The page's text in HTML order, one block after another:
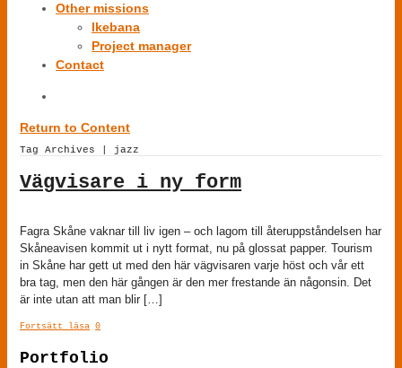
Other missions
Ikebana
Project manager
Contact
Return to Content
Tag Archives | jazz
Vägvisare i ny form
Fagra Skåne vaknar till liv igen – och lagom till återuppståndelsen har
Skåneavisen kommit ut i nytt format, nu på glossat papper. Tourism
in Skåne har gett ut med den här vägvisaren varje höst och vår ett
bra tag, men den här gången är den mer frestande än någonsin. Det
är inte utan att man blir […]
Fortsätt läsa 0
Portfolio